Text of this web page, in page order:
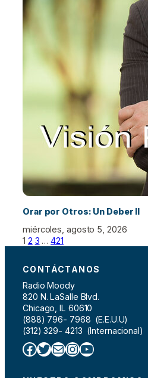
Orar por Otros: Un Deber II
miércoles, agosto 5, 2026
1 2 3 … 421
CONTÁCTANOS
Radio Moody
820 N. LaSalle Blvd.
Chicago, IL 60610
(888) 796- 7968 (E.E.U.U)
(312) 329- 4213 (Internacional)
Facebook Twitter Correo electrónico InstagramYouTube